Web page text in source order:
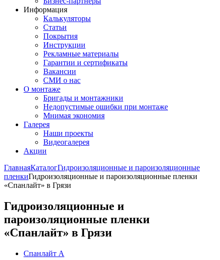
Информация
Калькуляторы
Статьи
Покрытия
Инструкции
Рекламные материалы
Гарантии и сертификаты
Вакансии
СМИ о нас
О монтаже
Бригады и монтажники
Недопустимые ошибки при монтаже
Мнимая экономия
Галерея
Наши проекты
Видеогалерея
Акции
ГлавнаяКаталогГидроизоляционные и пароизоляционные
пленкиГидроизоляционные и пароизоляционные пленки
«Спанлайт» в Грязи
Гидроизоляционные и
пароизоляционные пленки
«Спанлайт» в Грязи
Спанлайт А